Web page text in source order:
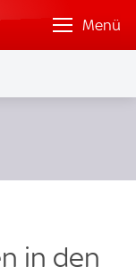
Menü
in den